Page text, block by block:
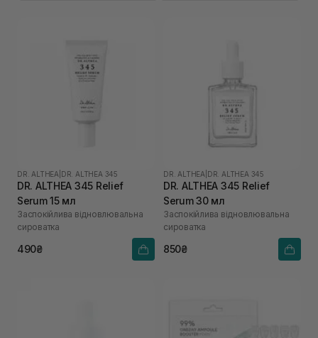
DR. ALTHEA DR. ALTHEA 345
DR. ALTHEA 345 Relief
Serum 15 мл
Заспокійлива відновлювальна
сироватка
490₴
DR. ALTHEA DR. ALTHEA 345
DR. ALTHEA 345 Relief
Serum 30 мл
Заспокійлива відновлювальна
сироватка
850₴